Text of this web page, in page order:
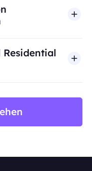
Betrug, Spam,